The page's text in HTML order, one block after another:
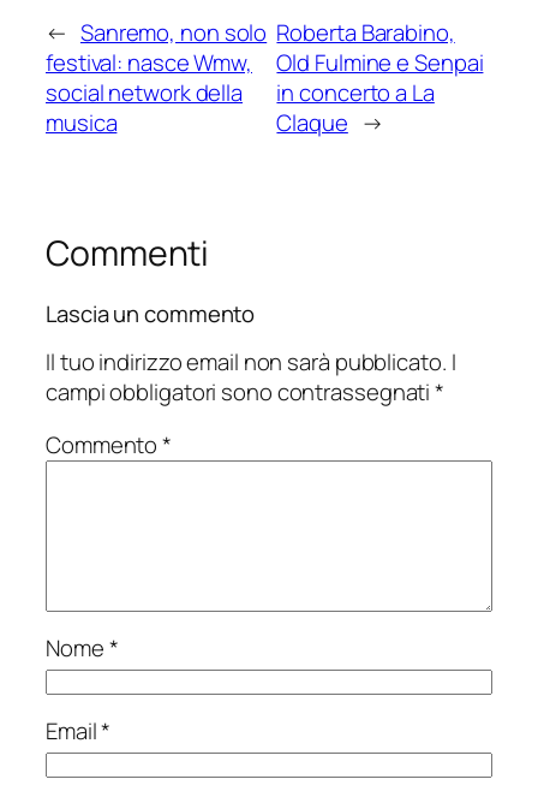
← Sanremo, non solo
festival: nasce Wmw,
social network della
musica
Roberta Barabino,
Old Fulmine e Senpai
in concerto a La
Claque →
Commenti
Lascia un commento
Il tuo indirizzo email non sarà pubblicato. I
campi obbligatori sono contrassegnati*
Commento*
Nome*
Email*